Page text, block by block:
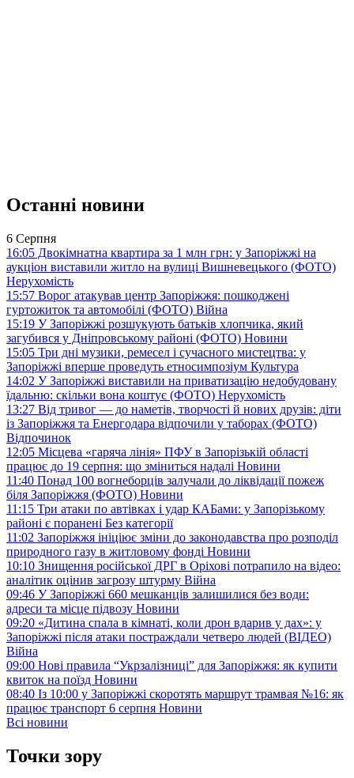
Останні новини
6 Серпня
16:05 Двокімнатна квартира за 1 млн грн: у Запоріжжі на
аукціон виставили житло на вулиці Вишневецького (ФОТО)
Нерухомість
15:57 Ворог атакував центр Запоріжжя: пошкоджені
гуртожиток та автомобілі (ФОТО) Війна
15:19 У Запоріжжі розшукують батьків хлопчика, який
загубився у Дніпровському районі (ФОТО) Новини
15:05 Три дні музики, ремесел і сучасного мистецтва: у
Запоріжжі вперше проведуть етносимпозіум Культура
14:02 У Запоріжжі виставили на приватизацію недобудовану
їдальню: скільки вона коштує (ФОТО) Нерухомість
13:27 Від тривог — до наметів, творчості й нових друзів: діти
із Запоріжжя та Енергодара відпочили у таборах (ФОТО)
Відпочинок
12:05 Місцева «гаряча лінія» ПФУ в Запорізькій області
працює до 19 серпня: що зміниться надалі Новини
11:40 Понад 100 вогнеборців залучали до ліквідації пожеж
біля Запоріжжя (ФОТО) Новини
11:15 Три атаки по автівках і удар КАБами: у Запорізькому
районі є поранені Без категорії
11:02 Запоріжжя ініціює зміни до законодавства про розподіл
природного газу в житловому фонді Новини
10:10 Знищення російської ДРГ в Оріхові потрапило на відео:
аналітик оцінив загрозу штурму Війна
09:46 У Запоріжжі 660 мешканців залишилися без води:
адреси та місце підвозу Новини
09:20 «Дитина спала в кімнаті, коли дрон вдарив у дах»: у
Запоріжжі після атаки постраждали четверо людей (ВІДЕО)
Війна
09:00 Нові правила “Укрзалізниці” для Запоріжжя: як купити
квиток на поїзд Новини
08:40 Із 10:00 у Запоріжжі скоротять маршрут трамвая №16: як
працює транспорт 6 серпня Новини
Всі новини
Точки зору